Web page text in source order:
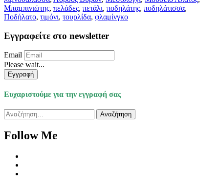
Μπαμπινιώτης, πελάδες, πετάλι, ποδηλάτης, ποδηλάτισσα,
Ποδήλατο, τιμόνι, τουρλίδα, φλαμίνγκο
Εγγραφείτε στο newsletter
Email
Please wait...
Εγγραφή
Ευχαριστούμε για την εγγραφή σας
Αναζήτηση
για:
Follow Me